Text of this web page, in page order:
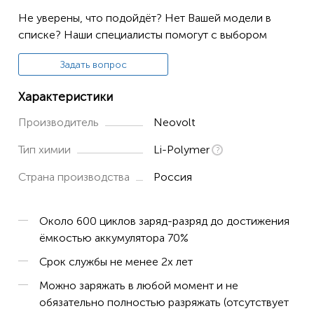
Не уверены, что подойдёт? Нет Вашей модели в
списке? Наши специалисты помогут с выбором
Задать вопрос
Характеристики
Производитель Neovolt
Тип химии Li-Polymer
Страна производства Россия
Около 600 циклов заряд-разряд до достижения
ёмкостью аккумулятора 70%
Срок службы не менее 2х лет
Можно заряжать в любой момент и не
обязательно полностью разряжать (отсутствует